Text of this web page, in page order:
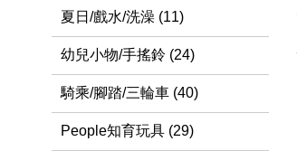
夏日/戲水/洗澡 (11)
幼兒小物/手搖鈴 (24)
騎乘/腳踏/三輪車 (40)
People知育玩具 (29)